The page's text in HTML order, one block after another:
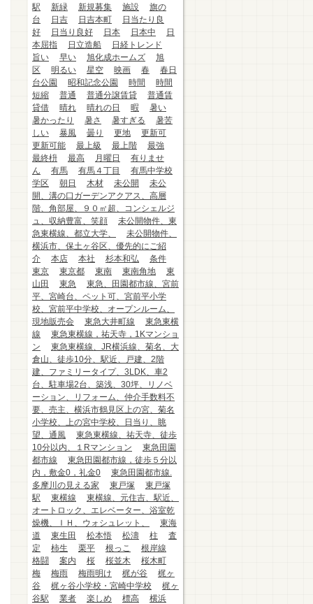
駅
新緑 新規募集 施設
旗の
台
日吉 日吉本町
日当たり良
好
日当り良好 日本 日本中
日
本屈指
日立造船
日経トレンド
旨い
早い 旭化成ホームズ
旭
区
明るい 星空 映画 春
春日
台公園
昭和記念公園 時間
時間
短縮
普通 普通分譲賃貸
普通賃
貸借
晴れ 晴れの日 暇
暑い
暑かったり
暑さ 暑すぎる
暑苦
しい
暴風 曇り 更地
更新可
更新可能
最上級 最上階
最強
最終枡
最高 月曜日
有りませ
ん
有馬 有馬４丁目
有馬中学校
学区
朝日 木材 未公開
未公
開、溝の口ガーデンアクアス、高層
階、角部屋、９０㎡超、コンシェルジ
ュ、収納豊富、笑顔
未公開物件、東
急東横線、都立大学、
未公開物件、
横浜市、保土ヶ谷区、優先的にご紹
介
本店 本社 杉本和弘
条件
東京
東京都 東南 東南角地
東
山田
東急
東急、田園都市線、宮前
平、宮崎台、ペット可、宮前平小学
校、宮前平中学校、オープンルーム、
現地販売会
東急大井町線
東急東横
線
東急東横線，祐天寺，1Kマンショ
ン
東急東横線、JR横浜線、菊名、大
倉山、徒歩10分、駅近、戸建、2階
建、ファミリータイプ、3LDK、車2
台、駐車場2台、築浅、30坪、リノベ
ーション、リフォーム、仲介手数料不
要、売主、横浜市鶴見区上の宮、菊名
小学校、上の宮中学校、日当り、眺
望、通風
東急東横線、祐天寺、徒歩
10分以内、１Rマンション
東急田園
都市線
東急田園都市線，徒歩５分以
内，敷金0，礼金0
東急田園都市線.
多摩川の見える家
東戸塚
東戸塚
駅
東横線
東横線、元住吉、駅近、
オートロック、エレベーター、浴室乾
燥機、ＩＨ、ウォシュレット、
東海
道
東生田 松本悟 松濤 柱
査
定
柿生 栗平 根っこ
根岸線
格闘
案内 桜 桜並木
桜木町
梅
梅雨 梅雨明け 梶が谷
梶ヶ
谷
梶ヶ谷小学校・宮崎中学校
梶ヶ
谷駅
業者 楽しめ 標高
横浜